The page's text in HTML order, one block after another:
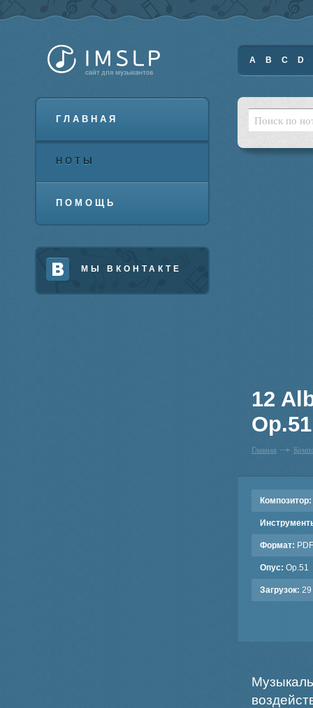
ГЛАВНАЯ
НОТЫ
ПОМОЩЬ
МЫ ВКОНТАКТЕ
A B C D
12
Главная
Композитор:
Формат: PDF
Опус: Op.51
Загрузок: 29